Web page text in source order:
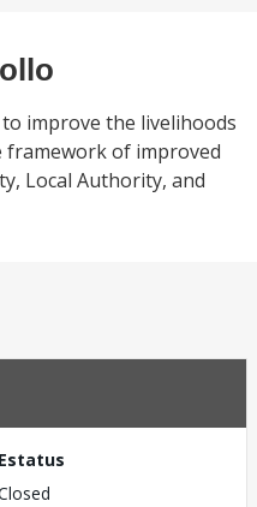
improve the livelihoods
of improved
Local Authority, and
Estatus